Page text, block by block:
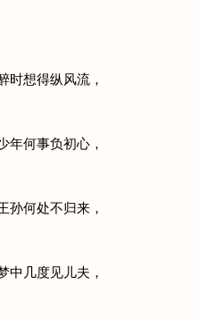
想得纵风流，
何事负初心，
何处不归来，
几度见儿夫，